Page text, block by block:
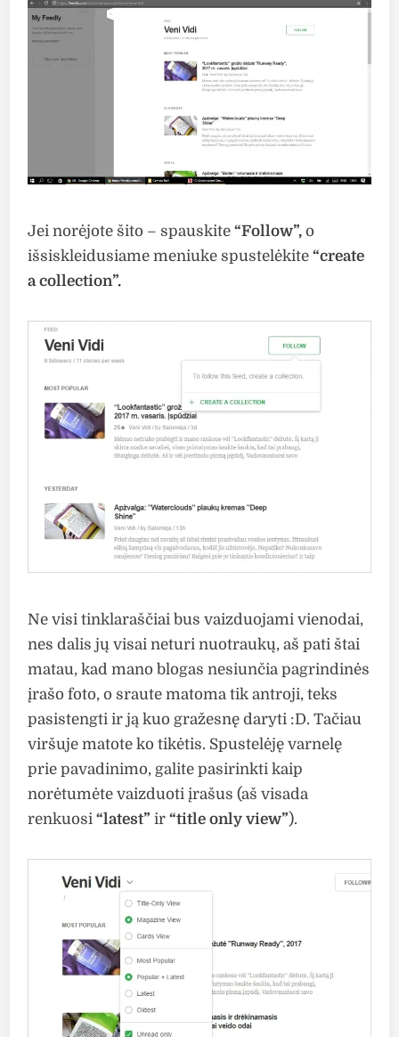
Jei norėjote šito – spauskite“Follow”,o
išsiskleidusiame meniuke spustelėkite“create
a collection”.
Ne visi tinklaraščiai bus vaizduojami vienodai,
nes dalis jų visai neturi nuotraukų, aš pati štai
matau, kad mano blogas nesiunčia pagrindinės
įrašo foto, o sraute matoma tik antroji, teks
pasistengti ir ją kuo gražesnę daryti :D. Tačiau
viršuje matote ko tikėtis. Spustelėję varnelę
prie pavadinimo, galite pasirinkti kaip
norėtumėte vaizduoti įrašus (aš visada
renkuosi “latest” ir“title only view”).